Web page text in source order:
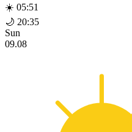
☀️ 05:51
🌙 20:35
Sun
09.08